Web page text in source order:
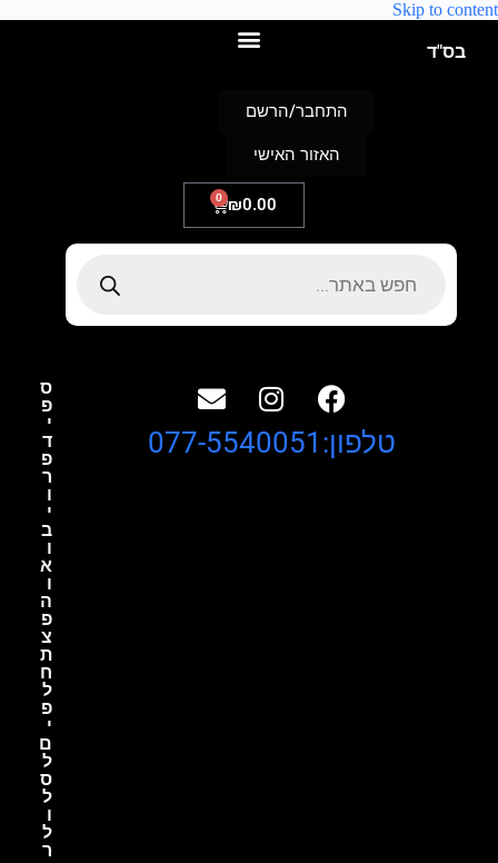
Skip to content
בס"ד
₪0.00
0
התחבר/הרשם
האזור האישי
ס
פ
י
ד
פ
ר
ו
י
ב
ו
א
ו
ה
פ
צ
ת
ח
ל
פ
י
ם
ל
ס
ל
ו
ל
ר
טלפון:077-5540051